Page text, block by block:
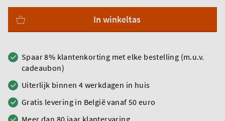
In winkeltas
Spaar 8% klantenkorting met elke bestelling (m.u.v.
cadeaubon)
Uiterlijk binnen 4 werkdagen in huis
Gratis levering in België vanaf 50 euro
Meer dan 80 jaar klantervaring